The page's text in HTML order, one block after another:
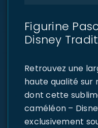
Figurine
Disney
Retrouvez une
haute qualité sur
dont cette
caméléon –
exclusivement